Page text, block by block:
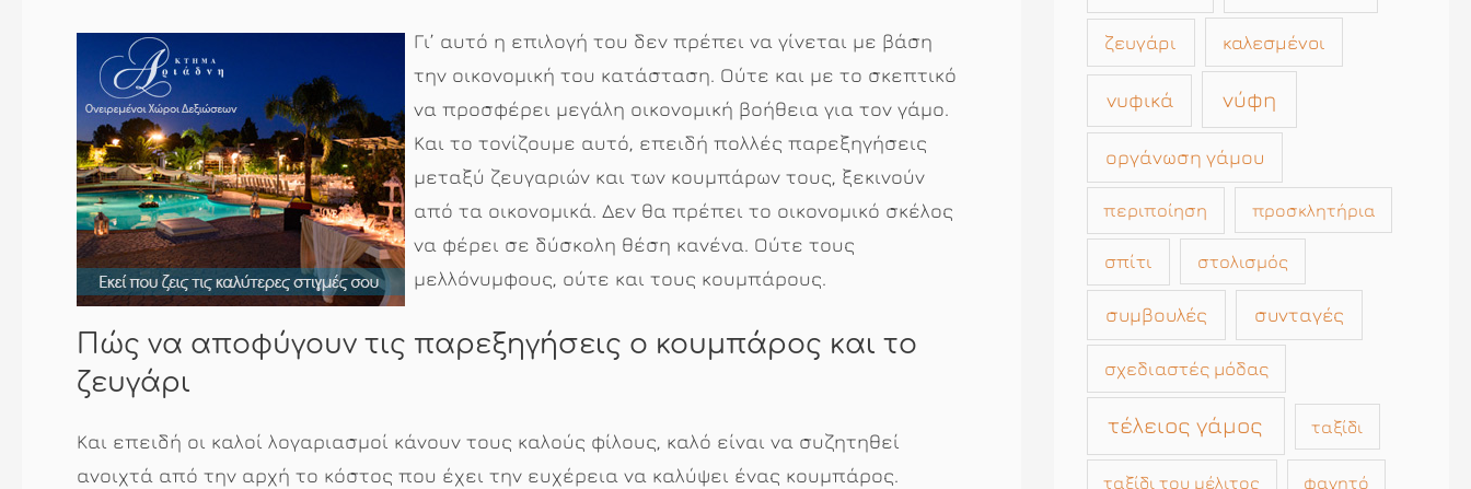
Γι’ αυτό η επιλογή του δεν πρέπει να γίνεται με βάση
την οικονομική του κατάσταση. Ούτε και με το σκεπτικό
να προσφέρει μεγάλη οικονομική βοήθεια για τον γάμο.
Και το τονίζουμε αυτό, επειδή πολλές παρεξηγήσεις
μεταξύ ζευγαριών και των κουμπάρων τους, ξεκινούν
από τα οικονομικά. Δεν θα πρέπει το οικονομικό σκέλος
να φέρει σε δύσκολη θέση κανένα. Ούτε τους
μελλόνυμφους, ούτε και τους κουμπάρους.
Πώς να αποφύγουν τις παρεξηγήσεις ο κουμπάρος και το
ζευγάρι
Και επειδή οι καλοί λογαριασμοί κάνουν τους καλούς φίλους, καλό είναι να συζητηθεί
ανοιχτά από την αρχή το κόστος που έχει την ευχέρεια να καλύψει ένας κουμπάρος.
ζευγάρι καλεσμένοι
νυφικά νύφη
οργάνωση γάμου
περιποίηση προσκλητήρια
σπίτι στολισμός
συμβουλές συνταγές
σχεδιαστές μόδας
τέλειος γάμος ταξίδι
ταξίδι του μέλιτος φαγητό